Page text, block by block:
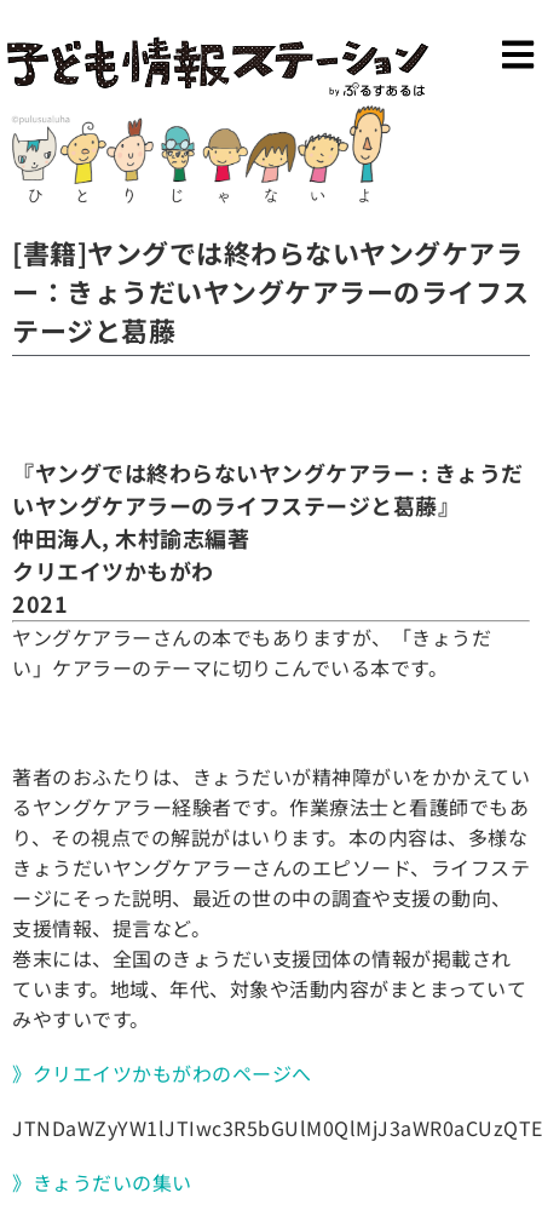
[書籍]ヤングでは終わらないヤングケアラ
ー：きょうだいヤングケアラーのライフス
テージと葛藤
『ヤングでは終わらないヤングケアラー : きょうだ
いヤングケアラーのライフステージと葛藤』
仲田海人, 木村諭志編著
クリエイツかもがわ
2021
ヤングケアラーさんの本でもありますが、「きょうだ
い」ケアラーのテーマに切りこんでいる本です。
著者のおふたりは、きょうだいが精神障がいをかかえてい
るヤングケアラー経験者です。 作業療法士と看護師でもあ
り、その視点での解説がはいります。本の内容は、多様な
きょうだいヤングケアラーさんのエピソード、ライフステ
ージにそった説明、最近の世の中の調査や支援の動向、
支援情報、提言など。
巻末には、全国のきょうだい支援団体の情報が掲載され
ています。地域、年代、対象や活動内容がまとまっていて
みやすいです。
》クリエイツかもがわのページへ
》きょうだいの集い